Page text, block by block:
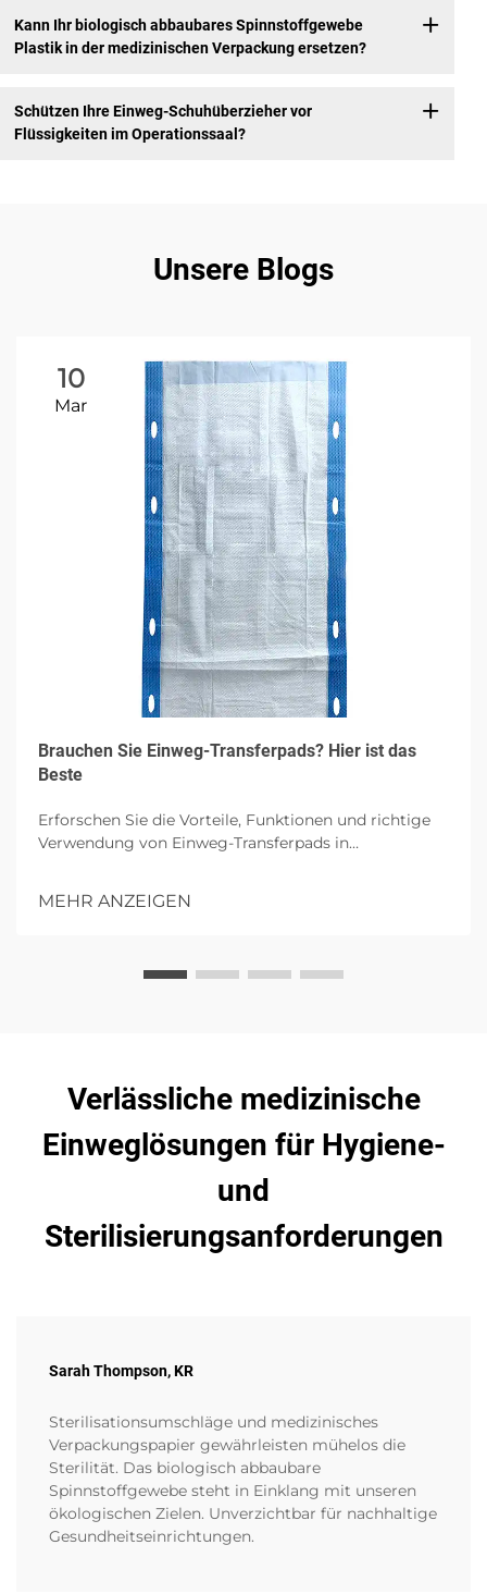
Kann Ihr biologisch abbaubares Spinnstoffgewebe
Plastik in der medizinischen Verpackung ersetzen?
Schützen Ihre Einweg-Schuhüberzieher vor
Flüssigkeiten im Operationssaal?
Unsere Blogs
10
Mar
Brauchen Sie Einweg-Transferpads? Hier ist das
Beste
Erforschen Sie die Vorteile, Funktionen und richtige
Verwendung von Einweg-Transferpads in
hochgradiger Absorption eingegangen wird.
MEHR ANZEIGEN
Verlässliche medizinische
Einweglösungen für Hygiene-
und
Sterilisierungsanforderungen
Sarah Thompson, KR
Sterilisationsumschläge und medizinisches
Verpackungspapier gewährleisten mühelos die
Sterilität. Das biologisch abbaubare
Spinnstoffgewebe steht in Einklang mit unseren
ökologischen Zielen. Unverzichtbar für nachhaltige
Gesundheitseinrichtungen.